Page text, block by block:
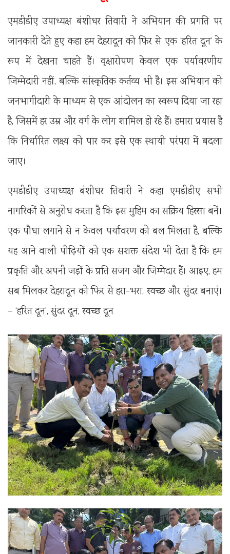
एमडीडीए उपाध्यक्ष बंशीधर तिवारी ने अभियान की प्रगति पर
जानकारी देते हुए कहा हम देहरादून को फिर से एक ‘हरित दून’ के
रूप में देखना चाहते हैं। वृक्षारोपण केवल एक पर्यावरणीय
जिम्मेदारी नहीं, बल्कि सांस्कृतिक कर्तव्य भी है। इस अभियान को
जनभागीदारी के माध्यम से एक आंदोलन का स्वरूप दिया जा रहा
है, जिसमें हर उम्र और वर्ग के लोग शामिल हो रहे हैं। हमारा प्रयास है
कि निर्धारित लक्ष्य को पार कर इसे एक स्थायी परंपरा में बदला
जाए।
एमडीडीए उपाध्यक्ष बंशीधर तिवारी ने कहा एमडीडीए सभी
नागरिकों से अनुरोध करता है कि इस मुहिम का सक्रिय हिस्सा बनें।
एक पौधा लगाने से न केवल पर्यावरण को बल मिलता है, बल्कि
यह आने वाली पीढ़ियों को एक सशक्त संदेश भी देता है कि हम
प्रकृति और अपनी जड़ों के प्रति सजग और जिम्मेदार हैं। आइए, हम
सब मिलकर देहरादून को फिर से हरा-भरा, स्वच्छ और सुंदर बनाएं।
– ‘हरित दून’, सुंदर दून, स्वच्छ दून